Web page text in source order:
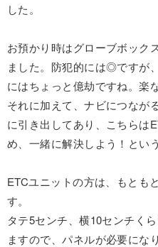
した。
お預かり時はグローブボック
ました。防犯的には◎ですが
にはちょっと億劫ですね。楽
それに加えて、ナビにつなが
に引き出してあり、こちらは
め、一緒に解決しよう！とい
ETCユニットの方は、もとも
す。
タテ5センチ、横10センチく
ますので、パネルが必要にな